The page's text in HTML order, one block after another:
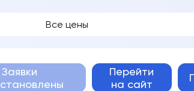
Все цены
Заявки
Перейти
на сайт